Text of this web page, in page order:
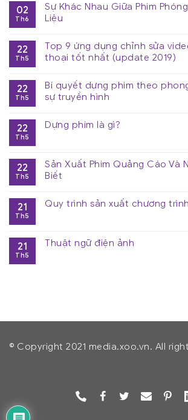
02
Th6
Sự Khác Nhau Giữa Phim
Liệu
22
Th5
Top 9 ứng dụng chỉnh sửa
thoại tốt nhất (update 2019)
22
Th5
Bí quyết dựng phim theo
sự truyền hình
22
Th5
Dựng phim là gì?
22
Th5
Sản Xuất Phim Quảng Cáo Và
Biết
21
Th5
Quy trình sản xuất chương
21
Th5
Thuật ngữ điện ảnh
© Copyright 2021 media.xoo.vn. All